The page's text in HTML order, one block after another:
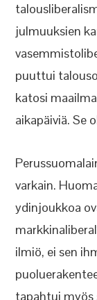
julmuuksien
puuttui
katosi
aikapäiviä. Se
varkain.
ydinjoukkoa
ilmiö, ei sen
tapahtui myös